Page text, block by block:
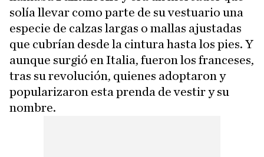
solía llevar como parte de su vestuario una
especie de calzas largas o mallas ajustadas
que cubrían desde la cintura hasta los pies. Y
aunque surgió en Italia, fueron los franceses,
tras su revolución, quienes adoptaron y
popularizaron esta prenda de vestir y su
nombre.